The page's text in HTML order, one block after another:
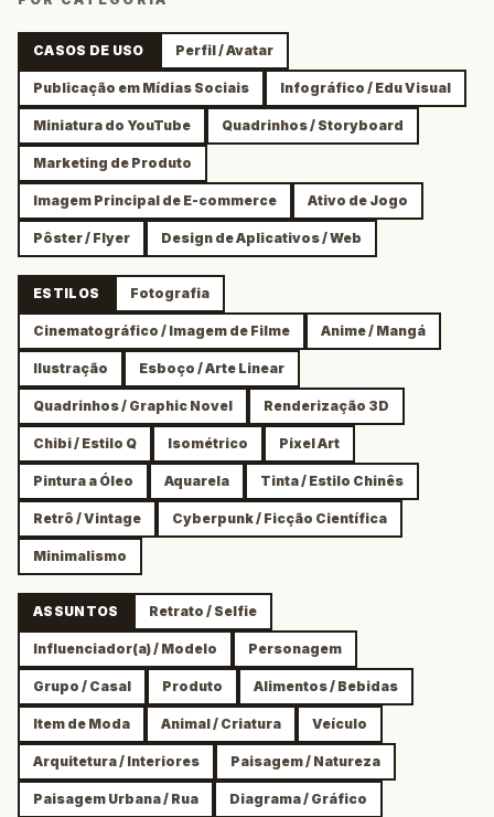
CASOS DE USO Perfil / Avatar
Publicação em Mídias Sociais Infográfico / Edu Visual
Miniatura do YouTube Quadrinhos / Storyboard
Marketing de Produto
Imagem Principal de E-commerce Ativo de Jogo
Pôster / Flyer Design de Aplicativos / Web
ESTILOS Fotografia
Cinematográfico / Imagem de Filme Anime / Mangá
Ilustração Esboço / Arte Linear
Quadrinhos / Graphic Novel Renderização 3D
Chibi / Estilo Q Isométrico Pixel Art
Pintura a Óleo Aquarela Tinta / Estilo Chinês
Retrô / Vintage Cyberpunk / Ficção Científica
Minimalismo
ASSUNTOS Retrato / Selfie
Influenciador(a) / Modelo Personagem
Grupo / Casal Produto Alimentos / Bebidas
Item de Moda Animal / Criatura Veículo
Arquitetura / Interiores Paisagem / Natureza
Paisagem Urbana / Rua Diagrama / Gráfico